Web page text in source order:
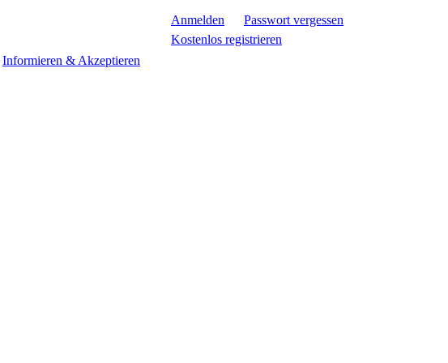
Anmelden
Passwort vergessen
Kostenlos registrieren
Informieren & Akzeptieren